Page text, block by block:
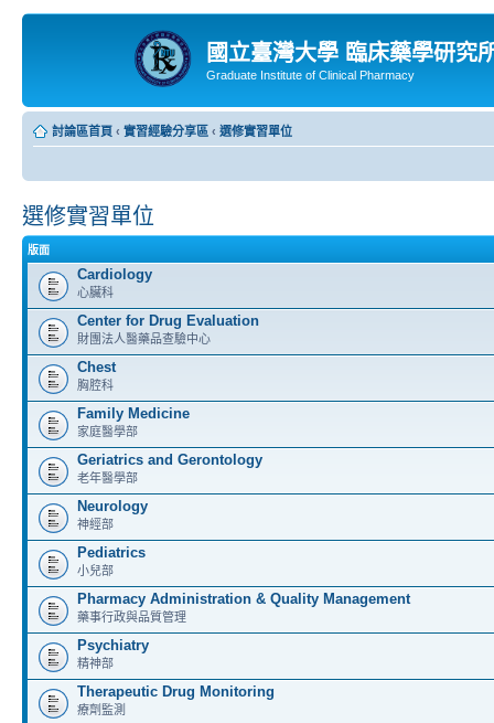
國立臺灣大學 臨床藥學研究
Graduate Institute of Clinical Pharmacy
討論區首頁 ‹ 實習經驗分享區 ‹ 選修實習單位
選修實習單位
版面
Cardiology
心臟科
Center for Drug Evaluation
財團法人醫藥品查驗中心
Chest
胸腔科
Family Medicine
家庭醫學部
Geriatrics and Gerontology
老年醫學部
Neurology
神經部
Pediatrics
小兒部
Pharmacy Administration & Quality Management
藥事行政與品質管理
Psychiatry
精神部
Therapeutic Drug Monitoring
療劑監測